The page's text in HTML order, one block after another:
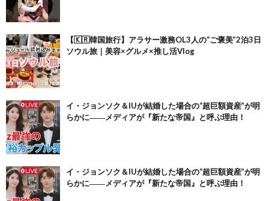
【🇰🇷韓国旅行】アラサー激務OL3人の“ご褒美”2泊3日
ソウル旅｜美容×グルメ×推し活Vlog
イ・ジョンソク＆IUが結婚した場合の“超巨額資産”が明
らかに――メディアが『新たな帝国』と呼ぶ理由！
イ・ジョンソク＆IUが結婚した場合の“超巨額資産”が明
らかに――メディアが『新たな帝国』と呼ぶ理由！